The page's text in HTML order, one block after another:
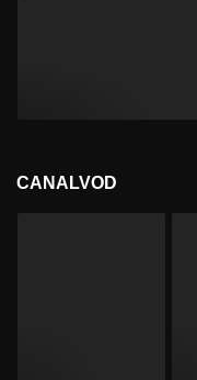
CANALVOD